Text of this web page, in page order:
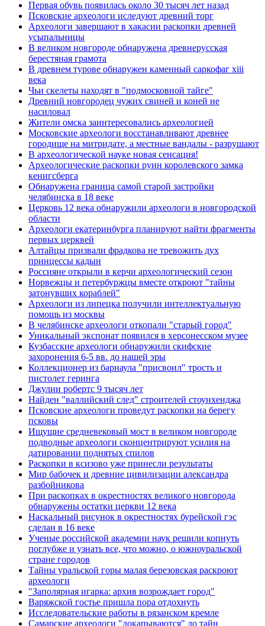
Первая обувь появилась около 30 тысяч лет назад
Псковские археологи иследуют древний торг
Археологи завершают в хакасии раскопки древней
усыпальницы
В великом новгороде обнаружена древнерусская
берестяная грамота
В древнем турове обнаружен каменный саркофаг xiii
века
Чьи скелеты находят в "подмосковной тайге"
Древний новгородец чужих свиней и коней не
насиловал
Жители омска заинтересовались археологией
Московские археологи восстанавливают древнее
городище на митридате, а местные вандалы - разрушают
В археологической науке новая сенсация!
Археологические раскопки руин королевского замка
кенигсберга
Обнаружена граница самой старой застройки
челябинска в 18 веке
Церковь 12 века обнаружили археологи в новгородской
области
Археологи екатеринбурга планируют найти фрагменты
первых церквей
Алтайцы призвали фрадкова не тревожить дух
принцессы кадын
Россияне открыли в керчи археологический сезон
Норвежцы и петербуржцы вместе откроют "тайны
затонувших кораблей"
Археологи из липецка получили интеллектуальную
помощь из москвы
В челябинске археологи откопали "старый город"
Уникальный экспонат появился в херсонесском музее
Кузбасские археологи обнаружили скифские
захоронения 6-5 вв. до нашей эры
Коллекционер из барнаула "присвоил" трость и
пистолет геринга
Джулии робертс 9 тысяч лет
Найден "валлийский след" строителей стоунхенджа
Псковские археологи проведут раскопки на берегу
псковы
Ищущие средневековый мост в великом новгороде
подводные археологи сконцентрируют усилия на
датировании поднятых спилов
Раскопки в ксизово уже принесли результаты
Мир бабочек и древние цивилизации александра
разбойникова
При раскопках в окрестностях великого новгорода
обнаружены остатки церкви 12 века
Наскальный рисунок в окрестностях бурейской гэс
сделан в 16 веке
Ученые российской академии наук решили копнуть
поглубже и узнать все, что можно, о южноуральской
стране городов
Тайны уральской горы малая березовская раскроют
археологи
"Заполярная игарка: архив возрождает город"
Варяжской гостье пришла пора отдохнуть
Исследовательские работы в рязанском кремле
Самарские археологи "докапываются" до тайн